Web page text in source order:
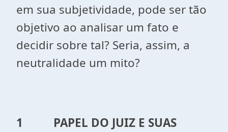
em sua subjetividade, pode ser tão
objetivo ao analisar um fato e
decidir sobre tal? Seria, assim, a
neutralidade um mito?
1 PAPEL DO JUIZ E SUAS